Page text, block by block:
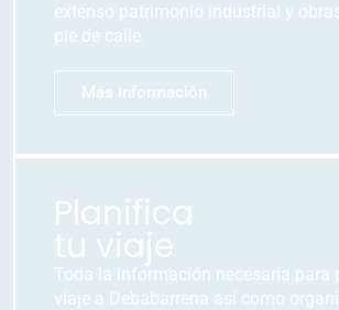
extenso patrimonio industrial y
pie de calle.
Más información
Planifica
tu viaje
Toda la información necesaria para
viaje a Debabarrena así como